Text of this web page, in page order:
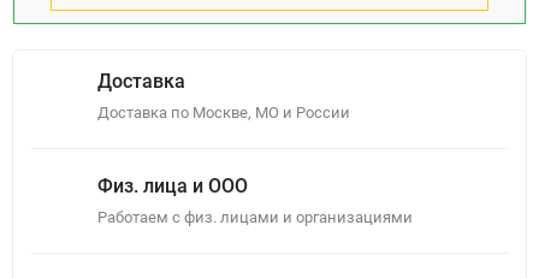
Доставка
Доставка по Москве, МО и России
Физ. лица и ООО
Работаем с физ. лицами и организациями